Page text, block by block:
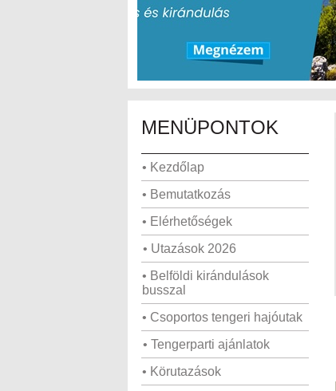
MENÜPONTOK
• Kezdőlap
• Bemutatkozás
• Elérhetőségek
• Utazások 2026
• Belföldi kirándulások
busszal
• Csoportos tengeri hajóutak
• Tengerparti ajánlatok
• Körutazások